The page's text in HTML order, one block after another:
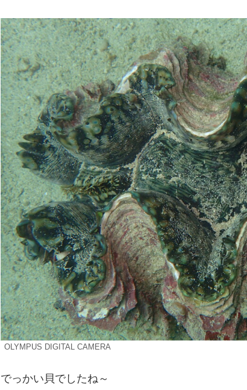
OLYMPUS DIGITAL CAMERA
でっかい貝でしたね～